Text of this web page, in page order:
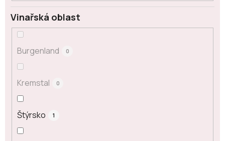
Vinařská oblast
Burgenland 0
Kremstal 0
Štýrsko 1